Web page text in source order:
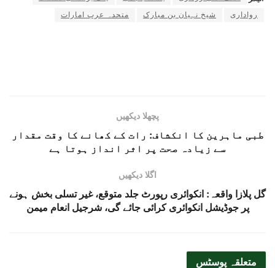
رواداری
شیخ نہیان بن مبارک متحدہ عرب امارات
پچھلا دیکھیں
طبی ماہرین کا انکشاف: رات کے کھانے کا وقت مقدار
سے زیادہ صحت پر اثر انداز ہوتا ہے
اگلا دیکھیں
گل پلازا واقعہ: انکوائری رپورٹ جلد متوقع، غیر تسلی بخش ہونے
پر جوڈیشل انکوائری کرائی جائے گی، شرجیل انعام میمن
متعلقہ پوسٹس